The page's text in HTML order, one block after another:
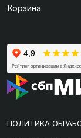
Корзина
ПОЛИТИКА